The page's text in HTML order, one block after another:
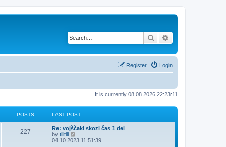
Search
Login
Register
It is currently 08.08.2026 22:23:11
POSTS LAST POST
227
Re: vojščaki skozi čas 1 del
by tilitili
i
04.10.2023 11:51:39